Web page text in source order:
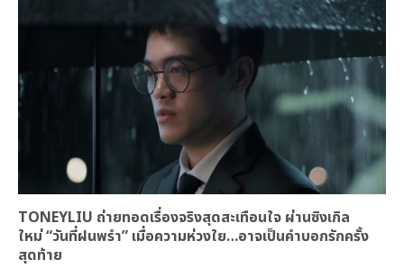
TONEYLIU ถ่ายทอดเรื่องจริงสุดสะเทือนใจ ผ่านซิงเกิล
ใหม่ “วันที่ฝนพรำ” เมื่อความห่วงใย…อาจเป็นคำบอกรักครั้ง
สุดท้าย